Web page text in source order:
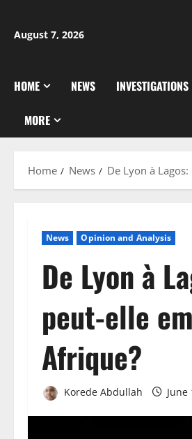
content
August 7, 2026
HOME NEWS INVESTIGATIONS
MORE
Home News De Lyon à
News Opinion and Analysis
De Lyon à
peut-elle
Afrique?
Korede Abdullah June